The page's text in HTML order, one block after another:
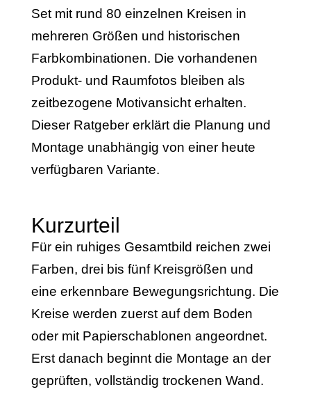
Set mit rund 80 einzelnen Kreisen in
mehreren Größen und historischen
Farbkombinationen. Die vorhandenen
Produkt- und Raumfotos bleiben als
zeitbezogene Motivansicht erhalten.
Dieser Ratgeber erklärt die Planung und
Montage unabhängig von einer heute
verfügbaren Variante.
Kurzurteil
Für ein ruhiges Gesamtbild reichen zwei
Farben, drei bis fünf Kreisgrößen und
eine erkennbare Bewegungsrichtung. Die
Kreise werden zuerst auf dem Boden
oder mit Papierschablonen angeordnet.
Erst danach beginnt die Montage an der
geprüften, vollständig trockenen Wand.